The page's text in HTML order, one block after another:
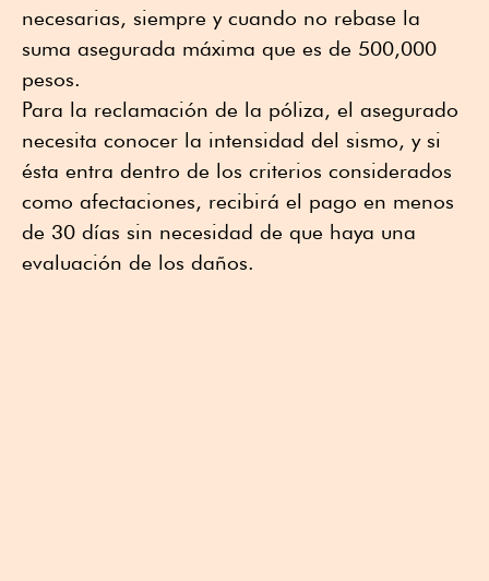
necesarias, siempre y cuando no rebase la
suma asegurada máxima que es de 500,000
pesos.
Para la reclamación de la póliza, el asegurado
necesita conocer la intensidad del sismo, y si
ésta entra dentro de los criterios considerados
como afectaciones, recibirá el pago en menos
de 30 días sin necesidad de que haya una
evaluación de los daños.